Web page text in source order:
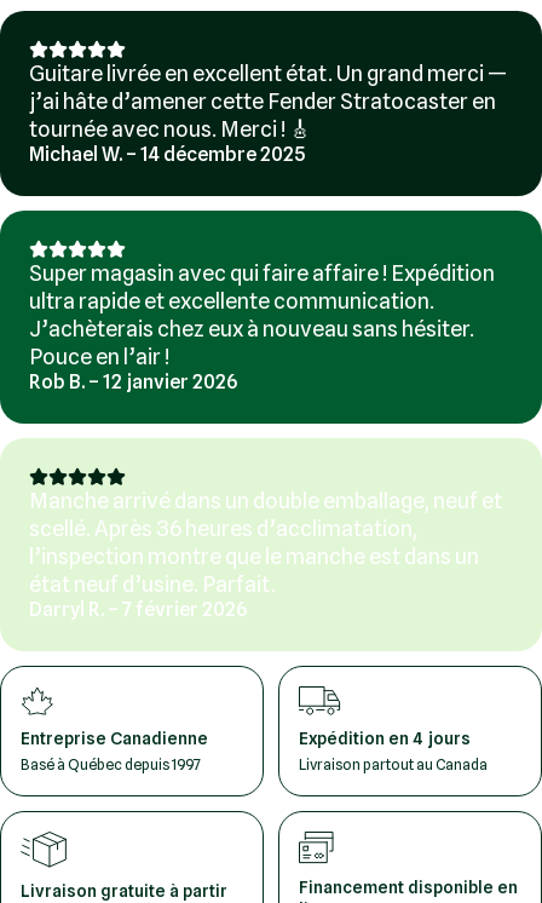
Guitare livrée en excellent état. Un grand merci —
j’ai hâte d’amener cette Fender Stratocaster en
tournée avec nous. Merci ! 🎸
Michael W. – 14 décembre 2025
Super magasin avec qui faire affaire ! Expédition
ultra rapide et excellente communication.
J’achèterais chez eux à nouveau sans hésiter.
Pouce en l’air !
Rob B. – 12 janvier 2026
Manche arrivé dans un double emballage, neuf et
scellé. Après 36 heures d’acclimatation,
l’inspection montre que le manche est dans un
état neuf d’usine. Parfait.
Darryl R. – 7 février 2026
Entreprise Canadienne
Basé à Québec depuis 1997
Expédition en 4 jours
Livraison partout au Canada
Livraison gratuite à partir
Financement disponible en